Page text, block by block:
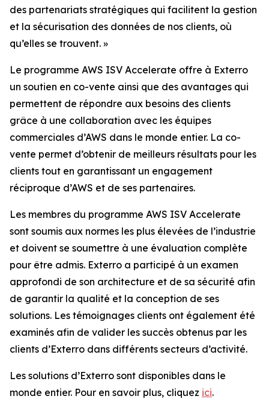
des partenariats stratégiques qui facilitent la gestion
et la sécurisation des données de nos clients, où
qu’elles se trouvent. »
Le programme AWS ISV Accelerate offre à Exterro
un soutien en co-vente ainsi que des avantages qui
permettent de répondre aux besoins des clients
grâce à une collaboration avec les équipes
commerciales d’AWS dans le monde entier. La co-
vente permet d’obtenir de meilleurs résultats pour les
clients tout en garantissant un engagement
réciproque d’AWS et de ses partenaires.
Les membres du programme AWS ISV Accelerate
sont soumis aux normes les plus élevées de l’industrie
et doivent se soumettre à une évaluation complète
pour être admis. Exterro a participé à un examen
approfondi de son architecture et de sa sécurité afin
de garantir la qualité et la conception de ses
solutions. Les témoignages clients ont également été
examinés afin de valider les succès obtenus par les
clients d’Exterro dans différents secteurs d’activité.
Les solutions d’Exterro sont disponibles dans le
monde entier. Pour en savoir plus, cliquez ici.